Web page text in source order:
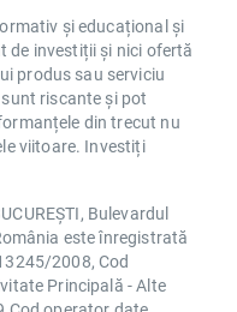
și educațional și
de investiții și nici ofertă
produs sau serviciu
riscante și pot
din trecut nu
viitoare. Investiți
Bulevardul
este înregistrată
2008, Cod
Principală - Alte